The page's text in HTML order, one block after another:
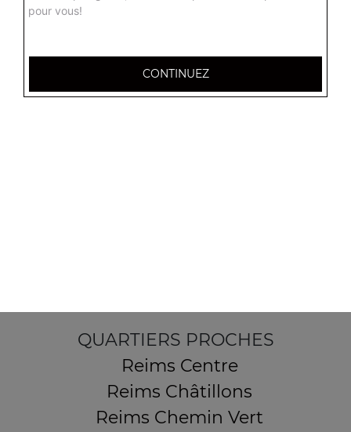
QUARTIERS PROCHES
Reims Centre
Reims Châtillons
Reims Chemin Vert
pour vous!
CONTINUEZ